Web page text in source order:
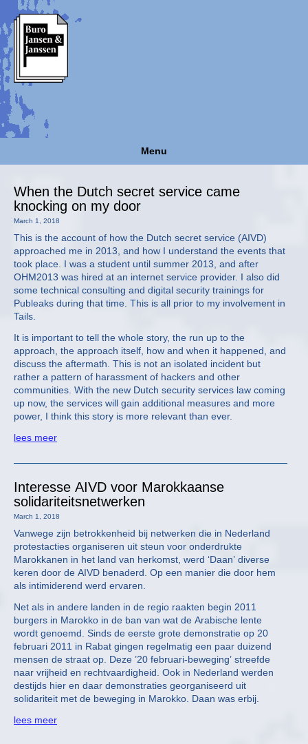
Menu
When the Dutch secret service came
knocking on my door
March 1, 2018
This is the account of how the Dutch secret service (AIVD)
approached me in 2013, and how I understand the events that
took place. I was a student until summer 2013, and after
OHM2013 was hired at an internet service provider. I also did
some technical consulting and digital security trainings for
Publeaks during that time. This is all prior to my involvement in
Tails.
It is important to tell the whole story, the run up to the
approach, the approach itself, how and when it happened, and
discuss the aftermath. This is not an isolated incident but
rather a pattern of harassment of hackers and other
communities. With the new Dutch security services law coming
up now, the services will gain additional measures and more
power, I think this story is more relevant than ever.
lees meer
Interesse AIVD voor Marokkaanse
solidariteitsnetwerken
March 1, 2018
Vanwege zijn betrokkenheid bij netwerken die in Nederland
protestacties organiseren uit steun voor onderdrukte
Marokkanen in het land van herkomst, werd ‘Daan’ diverse
keren door de AIVD benaderd. Op een manier die door hem
als intimiderend werd ervaren.
Net als in andere landen in de regio raakten begin 2011
burgers in Marokko in de ban van wat de Arabische lente
wordt genoemd. Sinds de eerste grote demonstratie op 20
februari 2011 in Rabat gingen regelmatig een paar duizend
mensen de straat op. Deze ’20 februari-beweging’ streefde
naar vrijheid en rechtvaardigheid. Ook in Nederland werden
destijds hier en daar demonstraties georganiseerd uit
solidariteit met de beweging in Marokko. Daan was erbij.
lees meer